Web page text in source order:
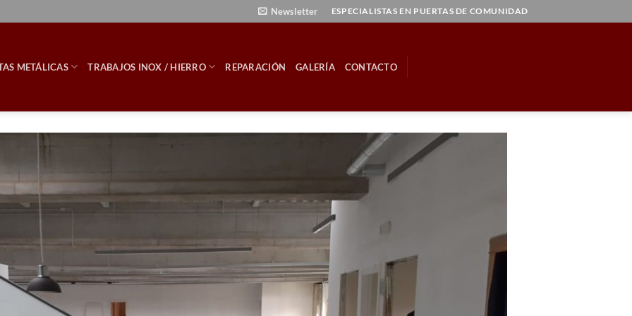
Newsletter ESPECIALISTAS EN PUERTAS DE COMUNIDAD
METÁLICAS TRABAJOS INOX / HIERRO REPARACIÓN GALERÍA CONTACTO